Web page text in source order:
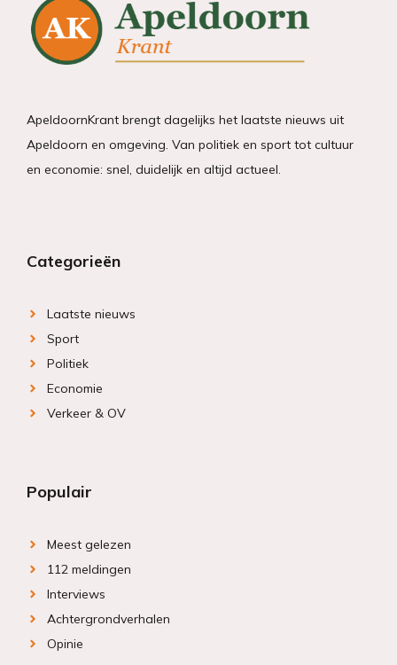
ApeldoornKrant brengt dagelijks het laatste nieuws uit
Apeldoorn en omgeving. Van politiek en sport tot cultuur
en economie: snel, duidelijk en altijd actueel.
Categorieën
Laatste nieuws
Sport
Politiek
Economie
Verkeer & OV
Populair
Meest gelezen
112 meldingen
Interviews
Achtergrondverhalen
Opinie